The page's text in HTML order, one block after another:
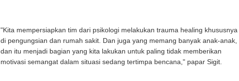
"Kita mempersiapkan tim dari psikologi melakukan trauma healing khususnya
di pengungsian dan rumah sakit. Dan juga yang memang banyak anak-anak,
dan itu menjadi bagian yang kita lakukan untuk paling tidak memberikan
motivasi semangat dalam situasi sedang tertimpa bencana," papar Sigit.